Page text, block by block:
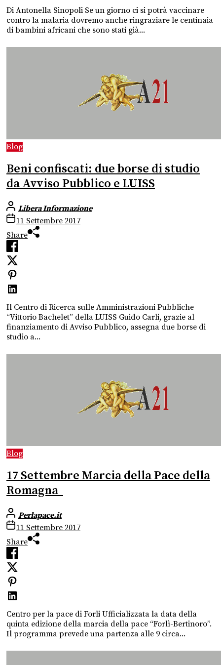
Di Antonella Sinopoli Se un giorno ci si potrà vaccinare
contro la malaria dovremo anche ringraziare le centinaia
di bambini africani che sono stati già...
Blog
Beni confiscati: due borse di studio
da Avviso Pubblico e LUISS
Libera Informazione
11 Settembre 2017
Share
Il Centro di Ricerca sulle Amministrazioni Pubbliche
“Vittorio Bachelet” della LUISS Guido Carli, grazie al
finanziamento di Avviso Pubblico, assegna due borse di
studio a...
Blog
17 Settembre Marcia della Pace della
Romagna
Perlapace.it
11 Settembre 2017
Share
Centro per la pace di Forli Ufficializzata la data della
quinta edizione della marcia della pace “Forlì-Bertinoro”.
Il programma prevede una partenza alle 9 circa...